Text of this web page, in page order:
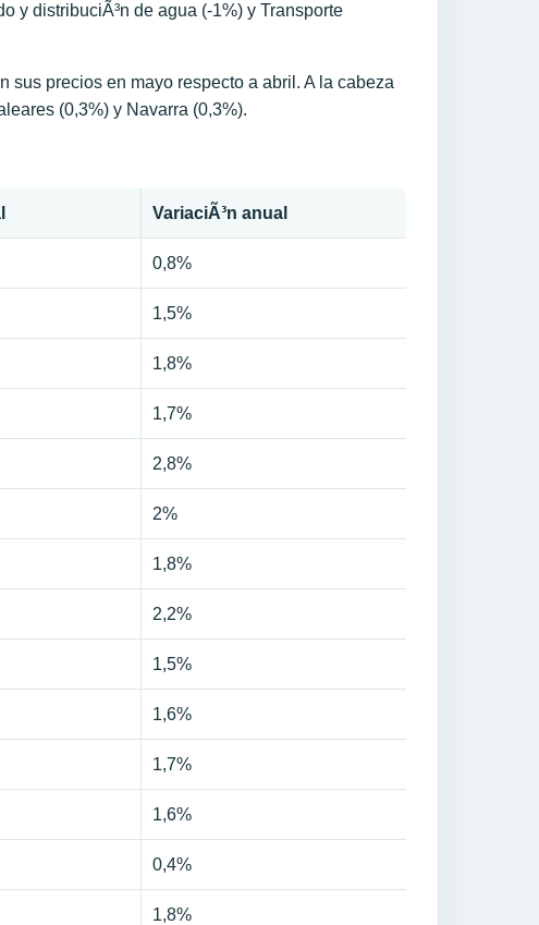
y distribuciÃ³n de agua (-1%) y Transporte
sus precios en mayo respecto a abril. A la cabeza
(0,3%) y Navarra (0,3%).
VariaciÃ³n anual
0,8%
1,5%
1,8%
1,7%
2,8%
2%
1,8%
2,2%
1,5%
1,6%
1,7%
1,6%
0,4%
1,8%